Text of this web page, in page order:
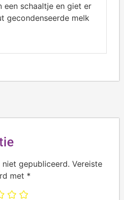
een schaaltje en giet er
gecondenseerde melk
gepubliceerd. Vereiste
met *